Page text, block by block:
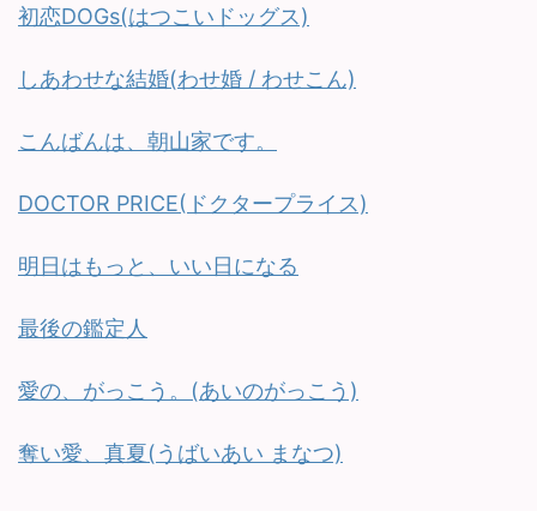
初恋DOGs(はつこいドッグス)
しあわせな結婚(わせ婚 / わせこん)
こんばんは、朝山家です。
DOCTOR PRICE(ドクタープライス)
明日はもっと、いい日になる
最後の鑑定人
愛の、がっこう。(あいのがっこう)
奪い愛、真夏(うばいあい まなつ)